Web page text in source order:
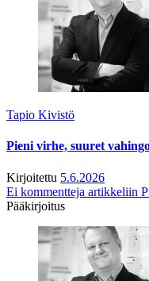
Tapio Kivistö
Pieni virhe, suuret
Kirjoitettu 5.6.2026
Ei kommentteja artikkeliin
Pääkirjoitus